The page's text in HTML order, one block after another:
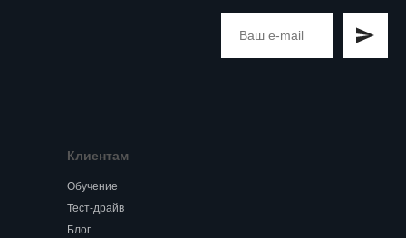
Обучение
Тест-драйв
Блог
Клиентам